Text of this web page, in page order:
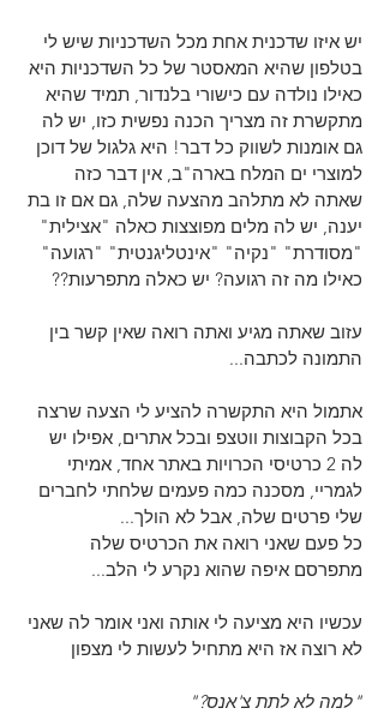
יש איזו שדכנית אחת מכל השדכניות שיש לי
בטלפון שהיא המאסטר של כל השדכניות היא
כאילו נולדה עם כישורי בלנדור, תמיד שהיא
מתקשרת זה מצריך הכנה נפשית כזו, יש לה
גם אומנות לשווק כל דבר! היא גלגול של דוכן
למוצרי ים המלח בארה"ב, אין דבר כזה
שאתה לא מתלהב מהצעה שלה, גם אם זו בת
יענה, יש לה מלים מפוצצות כאלה "אצילית"
"מסודרת" "נקיה" "אינטליגנטית" "רגועה"
כאילו מה זה רגועה? יש כאלה מתפרעות??
עזוב שאתה מגיע ואתה רואה שאין קשר בין
התמונה לכתבה...
אתמול היא התקשרה להציע לי הצעה שרצה
בכל הקבוצות ווטצפ ובכל אתרים, אפילו יש
לה 2 כרטיסי הכרויות באתר אחד, אמיתי
לגמריי, מסכנה כמה פעמים שלחתי לחברים
שלי פרטים שלה, אבל לא הולך...
כל פעם שאני רואה את הכרטיס שלה
מתפרסם איפה שהוא נקרע לי הלב...
עכשיו היא מציעה לי אותה ואני אומר לה שאני
לא רוצה אז היא מתחיל לעשות לי מצפון
"למה לא לתת צ'אנס?"